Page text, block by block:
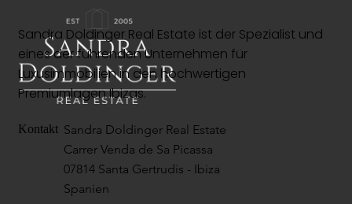
Sandra Doldinger Real Estate ist der Spezialist und
eines der führenden Unternehmen für
Luxusimmobilien in den hochwertigen
Premiumlagen Ibizas.
Kontakt Sandra Doldinger Real Estate
Carrer Venda de Sa Picassa
07814 Santa Gertrudis - Ibiza
Spanien